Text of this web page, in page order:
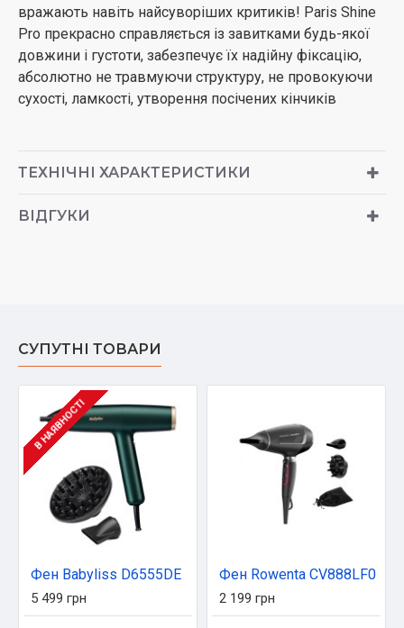
вражають навіть найсуворіших критиків! Paris Shine
Pro прекрасно справляється із завитками будь-якої
довжини і густоти, забезпечує їх надійну фіксацію,
абсолютно не травмуючи структуру, не провокуючи
сухості, ламкості, утворення посічених кінчиків
ТЕХНІЧНІ ХАРАКТЕРИСТИКИ
ВІДГУКИ
СУПУТНІ ТОВАРИ
В НАЯВНОСТІ
Фен Babyliss D6555DE
5 499 грн
Фен Rowenta CV888LF0
2 199 грн